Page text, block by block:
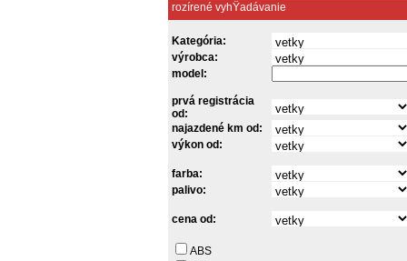
rozírené vyhŸadávanie
Kategória:
výrobca:
model:
prvá registrácia
od:
najazdené km od:
výkon od:
farba:
palivo:
cena od:
ABS